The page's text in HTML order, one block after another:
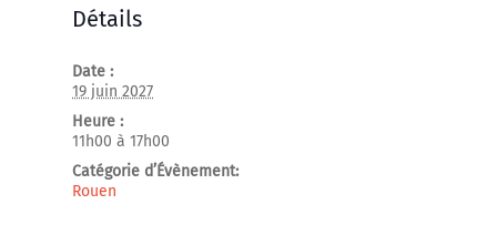
Détails
Date :
19 juin 2027
Heure :
11h00 à 17h00
Catégorie d’Évènement:
Rouen